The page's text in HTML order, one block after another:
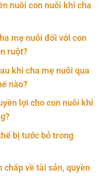
nuôi con nuôi khi cha
mẹ nuôi đối với con
ruột?
khi cha mẹ nuôi qua
nào?
lợi cho con nuôi khi
bị tước bỏ trong
chấp về tài sản, quyền